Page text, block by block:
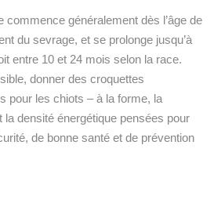
commence généralement dès l’âge de
du sevrage, et se prolonge jusqu’à
entre 10 et 24 mois selon la race.
donner des croquettes
pour les chiots – à la forme, la
densité énergétique pensées pour
de bonne santé et de prévention